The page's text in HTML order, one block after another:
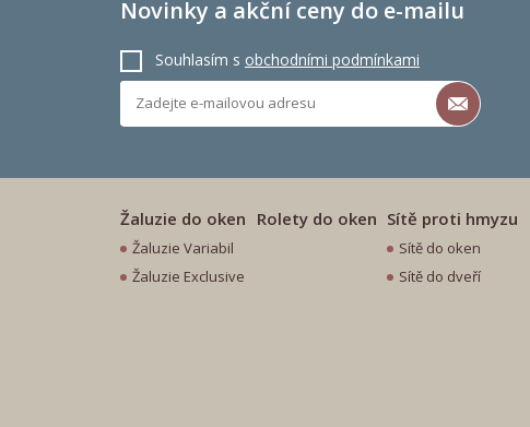
Novinky a akční ceny do e-mailu
Souhlasím s obchodními podmínkami
Žaluzie do oken
Žaluzie Variabil
Žaluzie Exclusive
Rolety do oken Sítě proti hmyzu
Sítě do oken
Sítě do dveří